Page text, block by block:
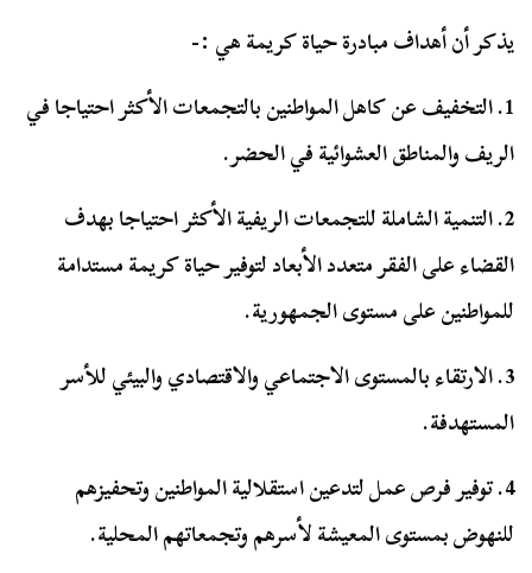
يذكر أن أهداف مبادرة حياة كريمة هي :-
1. التخفيف عن كاهل المواطنين بالتجمعات الأكثر احتياجا في
الريف والمناطق العشوائية في الحضر.
2. التنمية الشاملة للتجمعات الريفية الأكثر احتياجا بهدف
القضاء على الفقر متعدد الأبعاد لتوفير حياة كريمة مستدامة
للمواطنين على مستوى الجمهورية.
3. الارتقاء بالمستوى الاجتماعي والاقتصادي والبيئي للأسر
المستهدفة.
4. توفير فرص عمل لتدعين استقلالية المواطنين وتحفيزهم
للنهوض بمستوى المعيشة لأسرهم وتجمعاتهم المحلية.